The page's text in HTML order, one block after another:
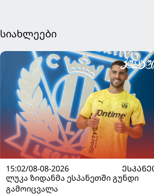
სიახლეები
15:02/08-08-2026
ლუკა ზიდანმა ესპანეთში გუნდი
გამოიცვალა